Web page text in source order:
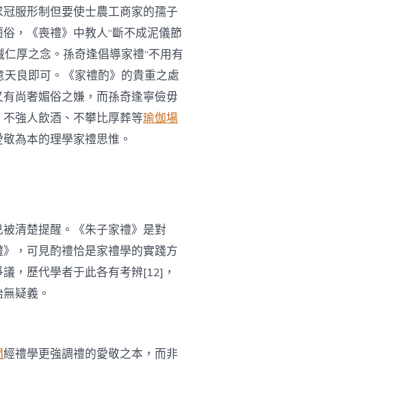
服形制但要使士農工商家的孺子
，《喪禮》中教人“斷不成泥儀節
厚之念。孫奇逢倡導家禮“不用有
良即可。《家禮酌》的貴重之處
尚奢媚俗之嫌，而孫奇逢寧儉毋
強人飲酒、不攀比厚葬等瑜伽場
為本的理學家禮思惟。
清楚提醒。《朱子家禮》是對
，可見酌禮恰是家禮學的實踐方
，歷代學者于此各有考辨[12]，
疑義。
經禮學更強調禮的愛敬之本，而非